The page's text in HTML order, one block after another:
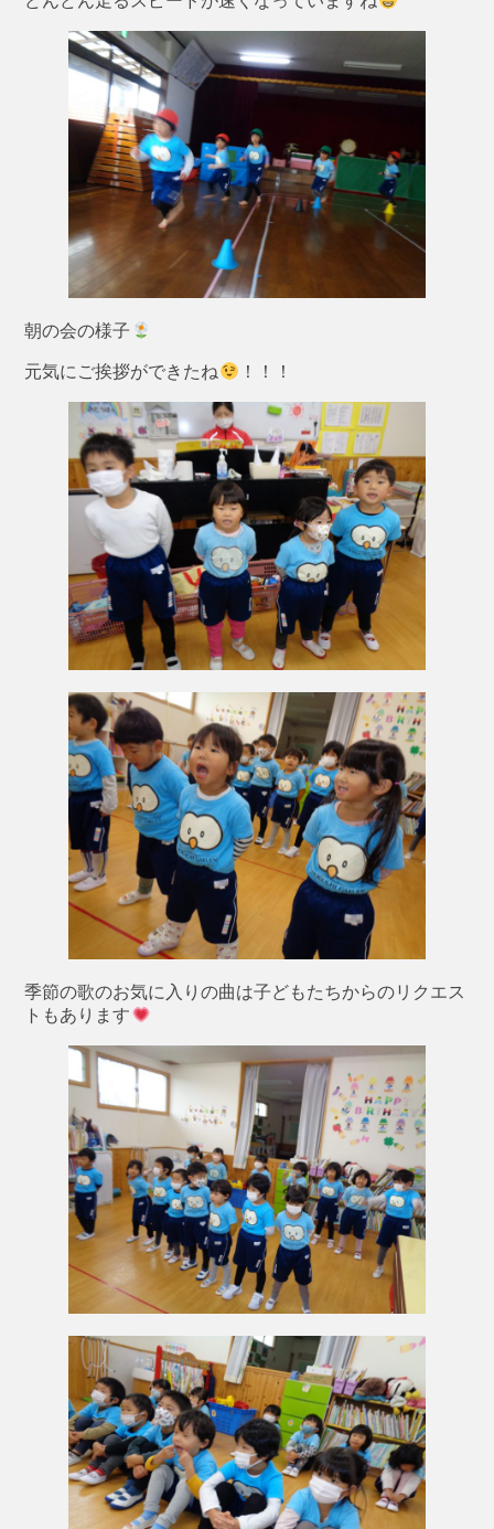
朝の会の様子
元気にご挨拶ができたね ！！！
季節の歌のお気に入りの曲は子どもたちからのリクエス
トもあります